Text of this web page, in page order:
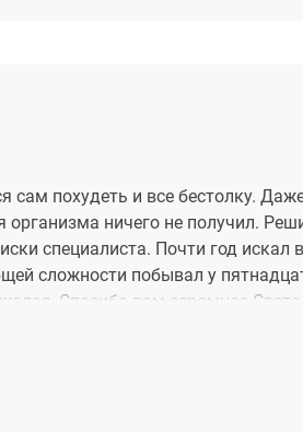
сам похудеть и все бестолку.
организма ничего не получил.
специалиста. Почти год искал
сложности побывал у
Спасибо вам огромное